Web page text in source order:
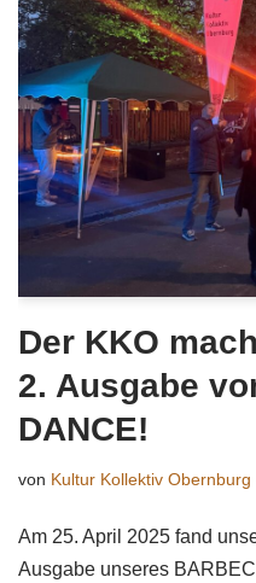
Der KKO
2. Ausgabe
DANCE!
von Kultur Kollektiv Obernburg
Am 25. April 2025 fand
Ausgabe unseres